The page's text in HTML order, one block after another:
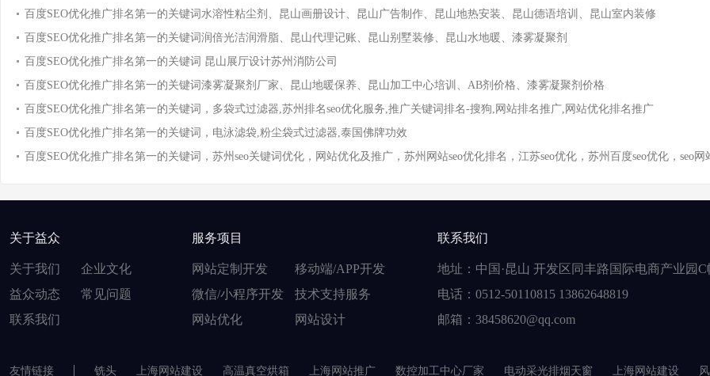
百度SEO优化推广排名第一的关键词水溶性粘尘剂、昆山画册设计、昆山广告制作、昆山地热安装、昆山德语培训、昆山室内装修
百度SEO优化推广排名第一的关键词润倍光洁润滑脂、昆山代理记账、昆山别墅装修、昆山水地暖、漆雾凝聚剂
百度SEO优化推广排名第一的关键词 昆山展厅设计苏州消防公司
百度SEO优化推广排名第一的关键词漆雾凝聚剂厂家、昆山地暖保养、昆山加工中心培训、AB剂价格、漆雾凝聚剂价格
百度SEO优化推广排名第一的关键词，多袋式过滤器,苏州排名seo优化服务,推广关键词排名-搜狗,网站排名推广,网站优化排名推广
百度SEO优化推广排名第一的关键词，电泳滤袋,粉尘袋式过滤器,泰国佛牌功效
百度SEO优化推广排名第一的关键词，苏州seo关键词优化，网站优化及推广，苏州网站seo优化排名，江苏seo优化，苏州百度seo优化，seo网
关于益众
关于我们
企业文化
益众动态
常见问题
联系我们
服务项目
网站定制开发
移动端/APP开发
微信/小程序开发
技术支持服务
网站优化
网站设计
联系我们
地址：中国·昆山 开发区同丰路国际电商产业园C
电话：0512-50110815 13862648819
邮箱：38458620@qq.com
友情链接 铣头 上海网站建设 高温真空烘箱 上海网站推广 数控加工中心厂家 电动采光排烟天窗 上海网站建设